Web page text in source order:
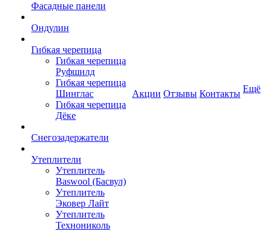
Фасадные панели
Ондулин
Гибкая черепица
Гибкая черепица
Руфшилд
Гибкая черепица
Шинглас
Гибкая черепица
Дёке
Снегозадержатели
Утеплители
Утеплитель
Baswool (Басвул)
Утеплитель
Эковер Лайт
Утеплитель
Технониколь
Акции Отзывы Контакты Ещё